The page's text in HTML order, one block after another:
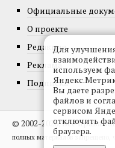
Официальные
О проекте
Редакция
Реклама
Подписка
© 2002-2026, Все права
полных материалов запрещено,
Для
используем
Вы даете
файлов и
сервисом
отключить
браузера.